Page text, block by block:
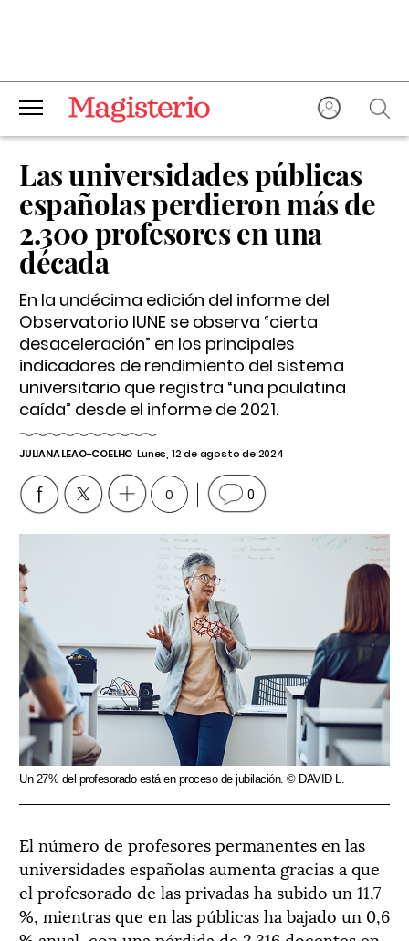
Las universidades públicas
españolas perdieron más de
2.300 profesores en una
década
En la undécima edición del informe del
Observatorio IUNE se observa “cierta
desaceleración” en los principales
indicadores de rendimiento del sistema
universitario que registra “una paulatina
caída” desde el informe de 2021.
JULIANA LEAO-COELHO Lunes, 12 de agosto de 2024
0 0
Un 27% del profesorado está en proceso de jubilación. © DAVID L.
El número de profesores permanentes en las
universidades españolas aumenta gracias a que
el profesorado de las privadas ha subido un 11,7
%, mientras que en las públicas ha bajado un 0,6